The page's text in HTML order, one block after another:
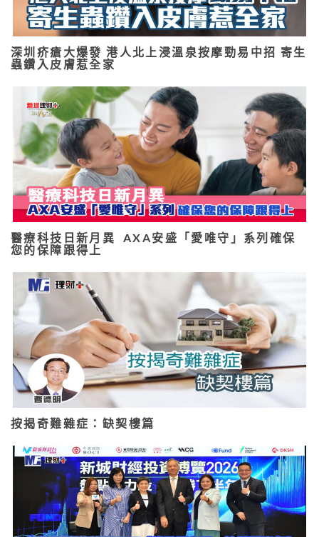
深圳疥瘡大爆發 港人北上浸溫泉按摩勁易中招 寄生
蟲鑽入皮膚惹全家
醫療科技日新月異 AXA安盛「愛唯守」系列確保
您的保障跟得上
按揭奇難雜症：缺契樓篇